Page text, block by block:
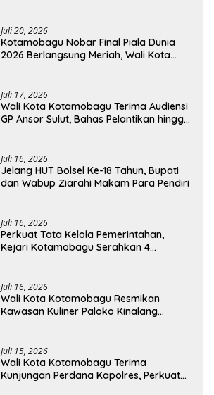
Juli 20, 2026
Kotamobagu Nobar Final Piala Dunia
2026 Berlangsung Meriah, Wali Kota
Juli 17, 2026
Wali Kota Kotamobagu Terima Audiensi
GP Ansor Sulut, Bahas Pelantikan hingga
Juli 16, 2026
Jelang HUT Bolsel Ke-18 Tahun, Bupati
dan Wabup Ziarahi Makam Para Pendiri
Juli 16, 2026
Perkuat Tata Kelola Pemerintahan,
Kejari Kotamobagu Serahkan 4
Juli 16, 2026
Wali Kota Kotamobagu Resmikan
Kawasan Kuliner Paloko Kinalang
Juli 15, 2026
Wali Kota Kotamobagu Terima
Kunjungan Perdana Kapolres, Perkuat